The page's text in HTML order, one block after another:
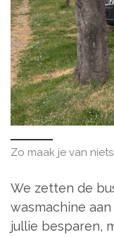
Zo maak je van
We zetten de
wasmachine
jullie besparen,